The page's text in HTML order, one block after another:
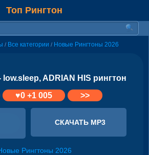
Топ Рингтон
/ Все категории / Новые Рингтоны 2026
low.sleep, ADRIAN HIS рингтон
♥0 +1 005 >>
СКАЧАТЬ MP3
Рингтоны 2026